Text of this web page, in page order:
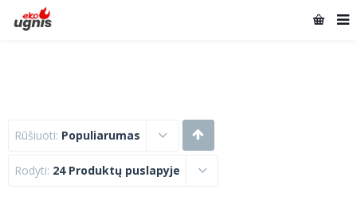
Rūšiuoti: Populiarumas
Rodyti: 24 Produktų puslapyje